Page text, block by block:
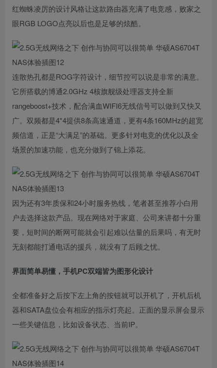
红蜘蛛凌厉的设计风格让这款路由器充满了电竞感，败家之
眼RGB LOGO点亮以后也是足够的炫酷。
连散热孔都是ROG字符设计，细节控可以说是非常的满意。
它所搭载的博通2.0GHz 4核旗舰级处理器支持全新
rangeboost+技术，配合满血WIFI6无线信号可以做到又快又
广。双频都是4*4提供8条高速通道，更有4条160MHz的超宽
频信道，正是“大满足”的基础。更多针对电竞的优化以及全
场景的加速功能，也充分做到了锦上添花。
因为还有3年质保和24小时服务热线，笔者甚至推荐小白用
户去选择这款产品。现在网络对于家庭、公司来讲都十分重
要，短时间的断网可能就会引起难以估量的后果吗，有无时
无刻都能打通电话的援兵，就没有了后顾之忧。
界面简单易懂，手机PC双端皆为图形化设计
全都准备好之后按下左上角的按钮就可以开机了，开机后机
器和SATA盘位会有相应的指示灯亮起。正面的显示屏会显示
一些关键信息，比如设备状态、当前IP。